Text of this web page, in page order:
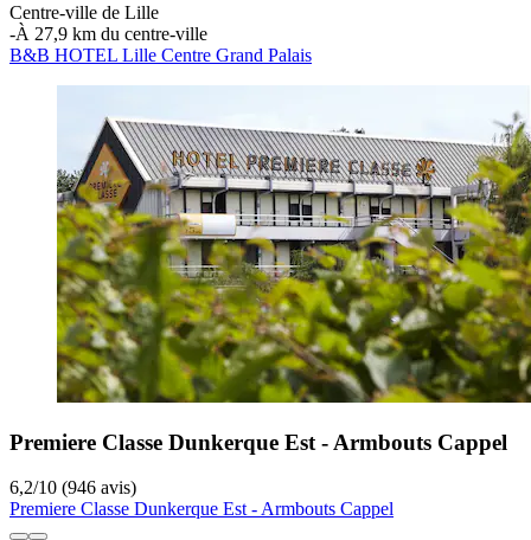
Centre-ville de Lille
‐À 27,9 km du centre-ville
B&B HOTEL Lille Centre Grand Palais
Premiere Classe Dunkerque Est - Armbouts Cappel
6,2/10 (946 avis)
Premiere Classe Dunkerque Est - Armbouts Cappel